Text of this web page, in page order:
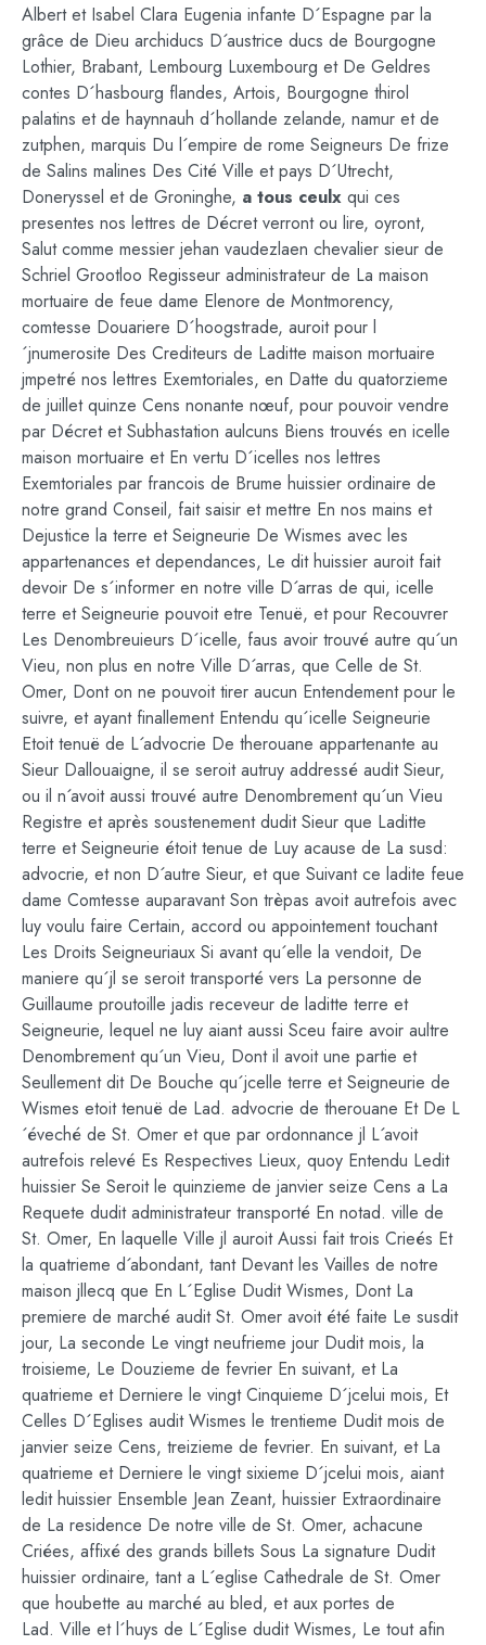
Albert et Isabel Clara Eugenia infante D´Espagne par la
grâce de Dieu archiducs D´austrice ducs de Bourgogne
Lothier, Brabant, Lembourg Luxembourg et De Geldres
contes D´hasbourg flandes, Artois, Bourgogne thirol
palatins et de haynnauh d´hollande zelande, namur et de
zutphen, marquis Du l´empire de rome Seigneurs De frize
de Salins malines Des Cité Ville et pays D´Utrecht,
Doneryssel et de Groninghe, a tous ceulx qui ces
presentes nos lettres de Décret verront ou lire, oyront,
Salut comme messier jehan vaudezlaen chevalier sieur de
Schriel Grootloo Regisseur administrateur de La maison
mortuaire de feue dame Elenore de Montmorency,
comtesse Douariere D´hoogstrade, auroit pour l
´jnumerosite Des Crediteurs de Laditte maison mortuaire
jmpetré nos lettres Exemtoriales, en Datte du quatorzieme
de juillet quinze Cens nonante nœuf, pour pouvoir vendre
par Décret et Subhastation aulcuns Biens trouvés en icelle
maison mortuaire et En vertu D´icelles nos lettres
Exemtoriales par francois de Brume huissier ordinaire de
notre grand Conseil, fait saisir et mettre En nos mains et
Dejustice la terre et Seigneurie De Wismes avec les
appartenances et dependances, Le dit huissier auroit fait
devoir De s´informer en notre ville D´arras de qui, icelle
terre et Seigneurie pouvoit etre Tenuë, et pour Recouvrer
Les Denombreuieurs D´icelle, faus avoir trouvé autre qu´un
Vieu, non plus en notre Ville D´arras, que Celle de St.
Omer, Dont on ne pouvoit tirer aucun Entendement pour le
suivre, et ayant finallement Entendu qu´icelle Seigneurie
Etoit tenuë de L´advocrie De therouane appartenante au
Sieur Dallouaigne, il se seroit autruy addressé audit Sieur,
ou il n´avoit aussi trouvé autre Denombrement qu´un Vieu
Registre et après soustenement dudit Sieur que Laditte
terre et Seigneurie étoit tenue de Luy acause de La susd:
advocrie, et non D´autre Sieur, et que Suivant ce ladite feue
dame Comtesse auparavant Son trèpas avoit autrefois avec
luy voulu faire Certain, accord ou appointement touchant
Les Droits Seigneuriaux Si avant qu´elle la vendoit, De
maniere qu´jl se seroit transporté vers La personne de
Guillaume proutoille jadis receveur de laditte terre et
Seigneurie, lequel ne luy aiant aussi Sceu faire avoir aultre
Denombrement qu´un Vieu, Dont il avoit une partie et
Seullement dit De Bouche qu´jcelle terre et Seigneurie de
Wismes etoit tenuë de Lad. advocrie de therouane Et De L
´éveché de St. Omer et que par ordonnance jl L´avoit
autrefois relevé Es Respectives Lieux, quoy Entendu Ledit
huissier Se Seroit le quinzieme de janvier seize Cens a La
Requete dudit administrateur transporté En notad. ville de
St. Omer, En laquelle Ville jl auroit Aussi fait trois Crieés Et
la quatrieme d´abondant, tant Devant les Vailles de notre
maison jllecq que En L´Eglise Dudit Wismes, Dont La
premiere de marché audit St. Omer avoit été faite Le susdit
jour, La seconde Le vingt neufrieme jour Dudit mois, la
troisieme, Le Douzieme de fevrier En suivant, et La
quatrieme et Derniere le vingt Cinquieme D´jcelui mois, Et
Celles D´Eglises audit Wismes le trentieme Dudit mois de
janvier seize Cens, treizieme de fevrier. En suivant, et La
quatrieme et Derniere le vingt sixieme D´jcelui mois, aiant
ledit huissier Ensemble Jean Zeant, huissier Extraordinaire
de La residence De notre ville de St. Omer, achacune
Criées, affixé des grands billets Sous La signature Dudit
huissier ordinaire, tant a L´eglise Cathedrale de St. Omer
que houbette au marché au bled, et aux portes de
Lad. Ville et l´huys de L´Eglise dudit Wismes, Le tout afin